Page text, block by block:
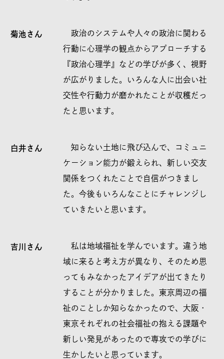
菊池さん
政治のシステムや人々の政治に関わる
行動に心理学の観点からアプローチする
『政治心理学』などの学びが多く、視野
が広がりました。いろんな人に出会い社
交性や行動力が磨かれたことが収穫だっ
たと思います。
白井さん
知らない土地に飛び込んで、コミュニ
ケーション能力が鍛えられ、新しい交友
関係をつくれたことで自信がつきまし
た。今後もいろんなことにチャレンジし
ていきたいと思います。
吉川さん
私は地域福祉を学んでいます。違う地
域に来ると考え方が異なり、そのため思
ってもみなかったアイデアが出てきたり
することが分かりました。東京周辺の福
祉のことしか知らなかったので、大阪・
東京それぞれの社会福祉の抱える課題や
新しい発見があったので専攻での学びに
生かしたいと思っています。